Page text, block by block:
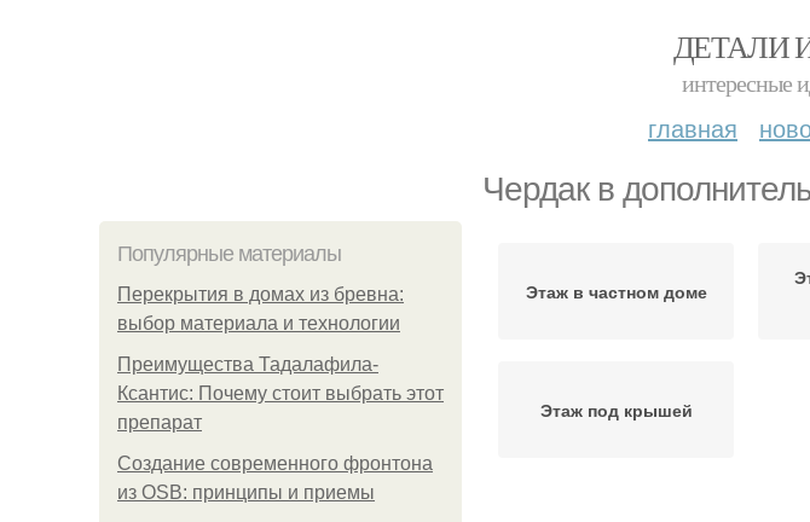
ДЕТАЛИ
интересные
главная
Чердак в
Популярные материалы
Перекрытия в домах из бревна:
выбор материала и технологии
Преимущества Тадалафила-
Ксантис: Почему стоит выбрать этот
препарат
Создание современного фронтона
из OSB: принципы и приемы
Этаж в частном доме
Этаж под крышей